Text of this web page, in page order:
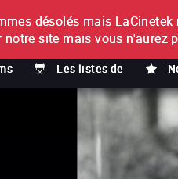
Les listes de
ABONNEMENT
désolés mais
notre site mais vous n'aurez